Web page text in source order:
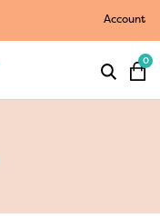
Account
0